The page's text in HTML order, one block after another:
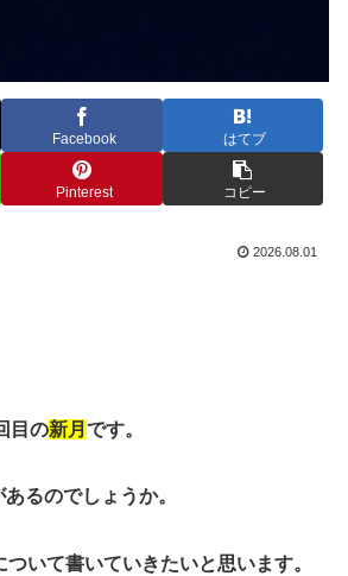
Facebook はてブ
Pinterest コピー
2026.08.01
目の新月 です。
るのでしょうか。
いて書いていきたいと思います。